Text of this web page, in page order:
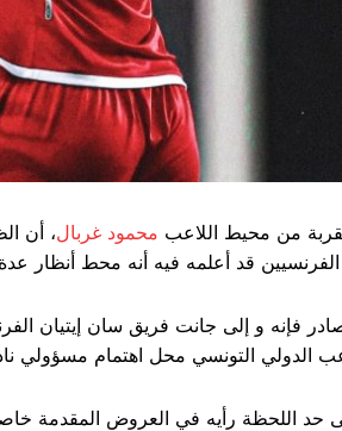
من محيط اللاعب محمود غربال، أن
قد أعلمه فيه أنه محط أنظار عدة
فإنه و إلى جانت فريق سان إيتيان
الدولي التونسي محل اهتمام مسؤولي
حد اللحظة رأيه في العروض المقدمة